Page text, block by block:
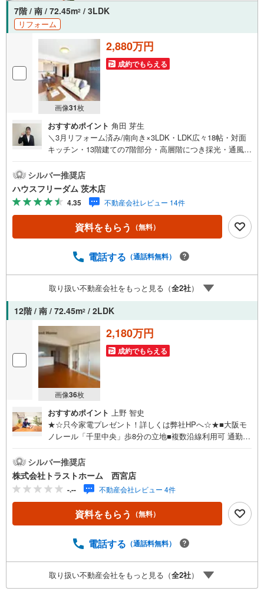
7階 / 南 / 72.45m2 / 3LDK
リフォーム
画像31枚
2,880万円
成約でもらえる
おすすめポイント 角田 芽生
＼3月リフォーム済み/南向き×3LDK・LDK広々18帖・対面
キッチン・13階建ての7階部分・高層階につき採光・通風・
など設備充実！【お買い物施設】・業務スーパー津雲台店:
徒歩8分・ファミリーマート豊中上新田店:徒歩6分・コーヨ
ーSENRITO店:徒歩10分・キリン堂千中上新田店:徒歩6分・
阪急オアシス千里中央店:徒歩14分【教育施設】・アイグラ
ン保育園千里中央:徒歩9分・豊中市立新田小学校:徒歩7
分・豊中市立第九中学校:徒歩16分【その他施設】・関西メ
*≫*≪現地見学のご予約、物件詳細はお気軽にお問合せく
ます（19時以降も問合せ対応）≫*≪*≫*≪*≫*≪*≫*≪*≫*
≪*≫*≪*≫*≪
シルバー推奨店
ハウスフリーダム 茨木店
4.35 不動産会社レビュー 14件
資料をもらう （無料）
電話する （通話料無料）
取り扱い不動産会社をもっと見る（全2社）
12階 / 南 / 72.45m2 / 2LDK
画像36枚
2,180万円
成約でもらえる
おすすめポイント 上野 智史
★☆只今家電プレゼント！詳しくは弊社HPへ☆★■大阪モ
ノレール「千里中央」歩8分の立地■複数沿線利用可 通勤便
72.45平米の2LDK■バルコニーに面した明るい約17帖LDK■
全居室6帖以上あるゆとりある間取■収納充実！全居室収
納、ウォークインCL■食洗機付！お料理の後片付けをサポ
ート◎■全室洋室でお掃除かんたん♪■小学校、スーパーが
徒歩10分圏内で生活便利〈周辺環境〉♪新田小学校 約450m
♪第九中学校 約1150m♪業務スーパー 約500mお家探しはト
休日はございません。お時間帯も、お客様のご都合に可能
をご覧くださいませ♪〇神戸市全域、明石・芦屋・西宮・
シルバー推奨店
株式会社トラストホーム 西宮店
-.-- 不動産会社レビュー 4件
資料をもらう （無料）
電話する （通話料無料）
取り扱い不動産会社をもっと見る（全2社）